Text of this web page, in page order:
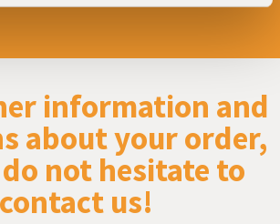
information and
about your order,
not hesitate to
contact us!